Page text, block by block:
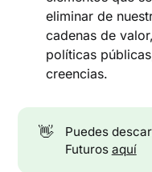
eliminar de
cadenas de
políticas
creencias.
👋
Puedes
Futuros aquí